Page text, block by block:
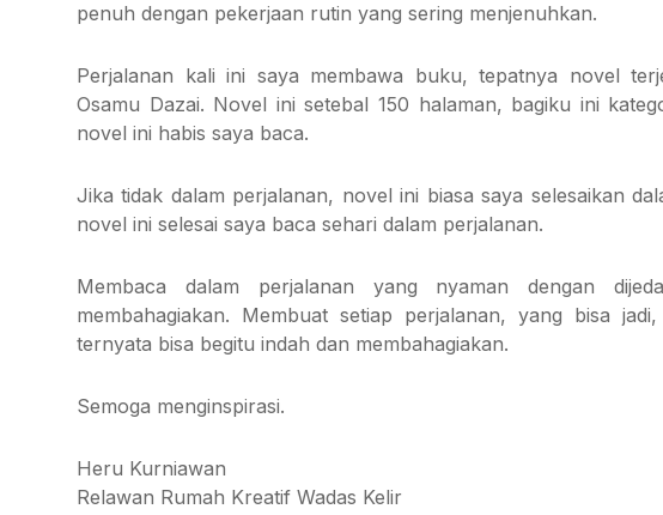
penuh dengan pekerjaan rutin yang sering menjenuhkan.
Perjalanan kali ini saya membawa buku, tepatnya novel
Osamu Dazai. Novel ini setebal 150 halaman, bagiku ini
novel ini habis saya baca.
Jika tidak dalam perjalanan, novel ini biasa saya selesaikan
novel ini selesai saya baca sehari dalam perjalanan.
Membaca dalam perjalanan yang nyaman dengan
membahagiakan. Membuat setiap perjalanan, yang bisa
ternyata bisa begitu indah dan membahagiakan.
Semoga menginspirasi.
Heru Kurniawan
Relawan Rumah Kreatif Wadas Kelir